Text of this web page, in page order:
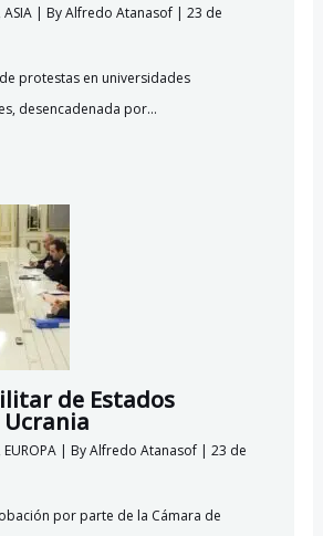
ASIA| ByAlfredo Atanasof | 23 de
protestas en universidades
desencadenada por…
de Estados
EUROPA| ByAlfredo Atanasof | 23 de
por parte de la Cámara de